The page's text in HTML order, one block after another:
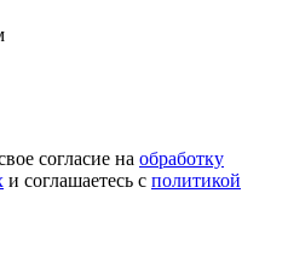
согласие на обработку
и соглашаетесь с политикой